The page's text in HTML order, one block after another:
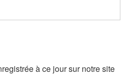
à ce jour sur notre site